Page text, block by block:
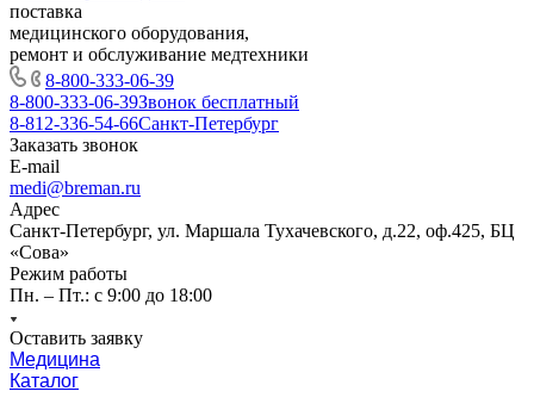
поставка
медицинского оборудования,
ремонт и обслуживание медтехники
8-800-333-06-39
8-800-333-06-39Звонок бесплатный
8-812-336-54-66Санкт-Петербург
Заказать звонок
E-mail
medi@breman.ru
Адрес
Санкт-Петербург, ул. Маршала Тухачевского, д.22, оф.425, БЦ
«Сова»
Режим работы
Пн. – Пт.: с 9:00 до 18:00
Оставить заявку
Медицина
Каталог